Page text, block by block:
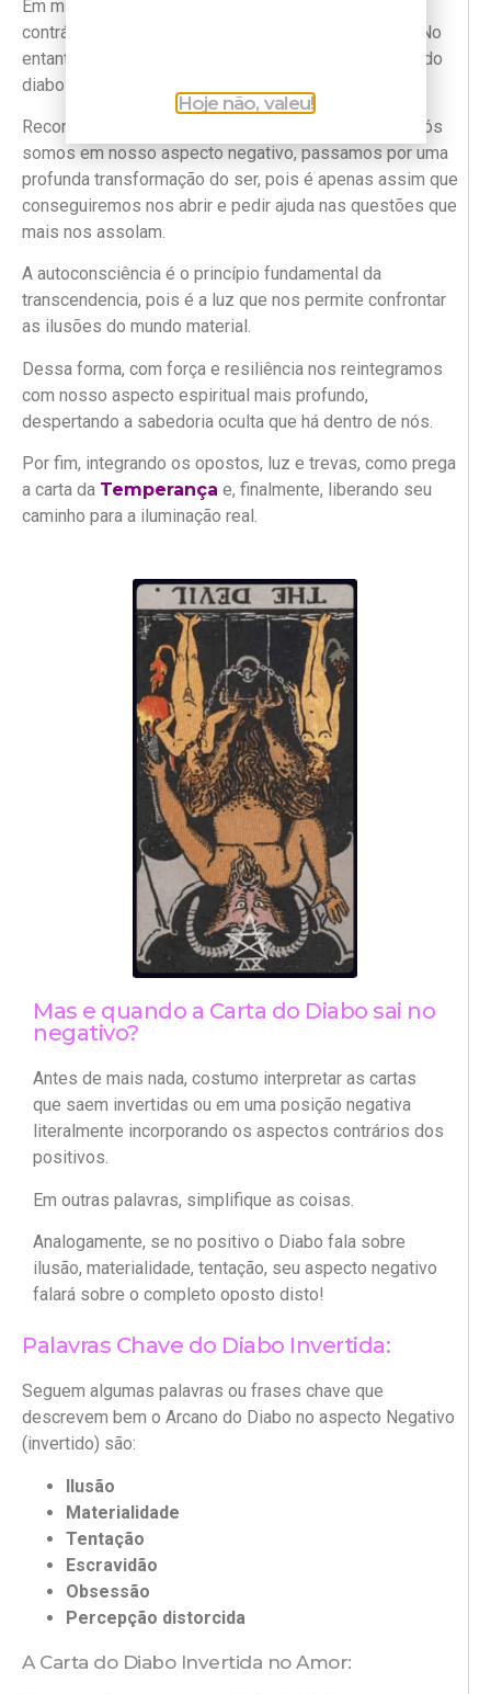
Em minha crença pessoal, acredito que a materia, ao
contrário do que se prega, é positiva e maravilhosa. No
entanto, devemos aprender a lidar com ela, e a carta do
diabo no tarot nos dá a chave para isso.
Reconhecendo nossas sombras e aceitando quem nós
somos em nosso aspecto negativo, passamos por uma
profunda transformação do ser, pois é apenas assim que
conseguiremos nos abrir e pedir ajuda nas questões que
mais nos assolam.
A autoconsciência é o princípio fundamental da
transcendencia, pois é a luz que nos permite confrontar
as ilusões do mundo material.
Dessa forma, com força e resiliência nos reintegramos
com nosso aspecto espiritual mais profundo,
despertando a sabedoria oculta que há dentro de nós.
Por fim, integrando os opostos, luz e trevas, como prega
a carta da Temperança e, finalmente, liberando seu
caminho para a iluminação real.
Mas e quando a Carta do Diabo sai no
negativo?
Antes de mais nada, costumo interpretar as cartas
que saem invertidas ou em uma posição negativa
literalmente incorporando os aspectos contrários dos
positivos.
Em outras palavras, simplifique as coisas.
Analogamente, se no positivo o Diabo fala sobre
ilusão, materialidade, tentação, seu aspecto negativo
falará sobre o completo oposto disto!
Palavras Chave do Diabo Invertida:
Seguem algumas palavras ou frases chave que
descrevem bem o Arcano do Diabo no aspecto Negativo
(invertido) são:
Ilusão
Materialidade
Tentação
Escravidão
Obsessão
Percepção distorcida
A Carta do Diabo Invertida no Amor:
Hoje não, valeu!